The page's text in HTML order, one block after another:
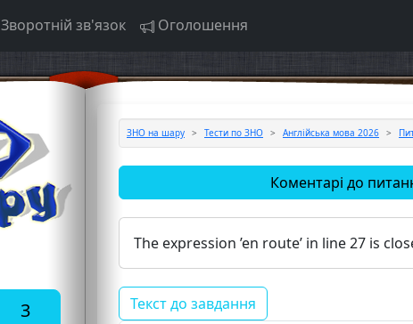
Зворотній зв'язок Оголошення
3
ЗНО на шару Тести по ЗНО Англійська мова 2026
Коментарі до
The expression ’en route’ in line 27 is
Текст до завдання